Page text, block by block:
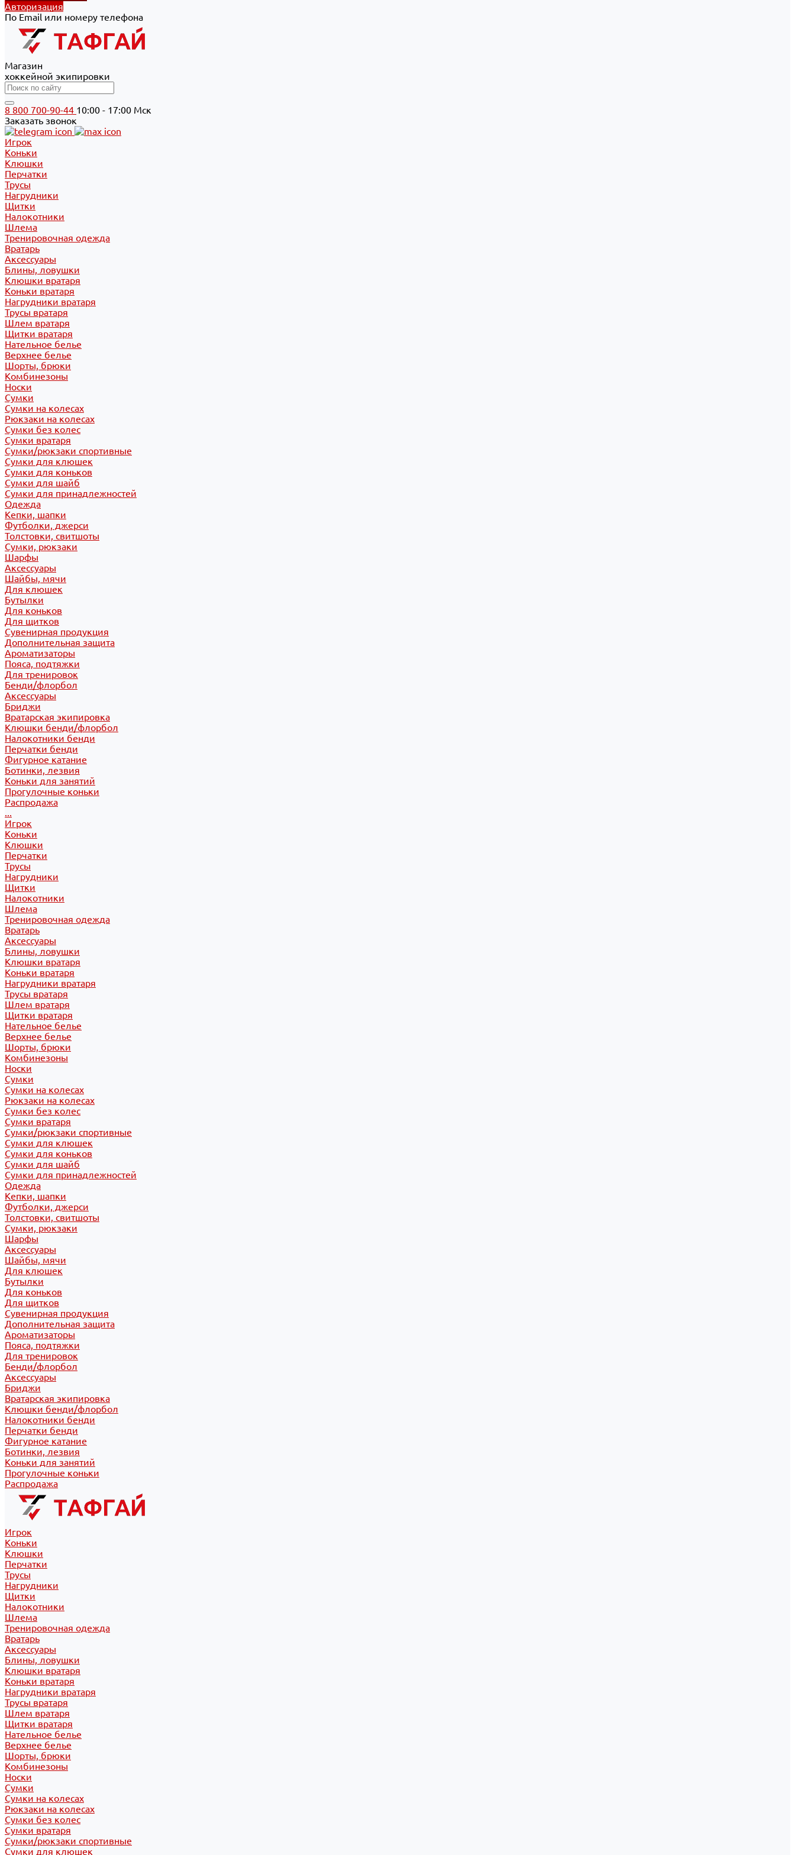
Авторизация
По Email или номеру телефона
Магазин
хоккейной экипировки
8 800 700-90-44 10:00 - 17:00 Мск
Заказать звонок
Игрок
Коньки
Клюшки
Перчатки
Трусы
Нагрудники
Щитки
Налокотники
Шлема
Тренировочная одежда
Вратарь
Аксессуары
Блины, ловушки
Клюшки вратаря
Коньки вратаря
Нагрудники вратаря
Трусы вратаря
Шлем вратаря
Щитки вратаря
Нательное белье
Верхнее белье
Шорты, брюки
Комбинезоны
Носки
Сумки
Сумки на колесах
Рюкзаки на колесах
Сумки без колес
Сумки вратаря
Сумки/рюкзаки спортивные
Сумки для клюшек
Сумки для коньков
Сумки для шайб
Сумки для принадлежностей
Одежда
Кепки, шапки
Футболки, джерси
Толстовки, свитшоты
Сумки, рюкзаки
Шарфы
Аксессуары
Шайбы, мячи
Для клюшек
Бутылки
Для коньков
Для щитков
Сувенирная продукция
Дополнительная защита
Ароматизаторы
Пояса, подтяжки
Для тренировок
Бенди/флорбол
Аксессуары
Бриджи
Вратарская экипировка
Клюшки бенди/флорбол
Налокотники бенди
Перчатки бенди
Фигурное катание
Ботинки, лезвия
Коньки для занятий
Прогулочные коньки
Распродажа
...
Игрок
Коньки
Клюшки
Перчатки
Трусы
Нагрудники
Щитки
Налокотники
Шлема
Тренировочная одежда
Вратарь
Аксессуары
Блины, ловушки
Клюшки вратаря
Коньки вратаря
Нагрудники вратаря
Трусы вратаря
Шлем вратаря
Щитки вратаря
Нательное белье
Верхнее белье
Шорты, брюки
Комбинезоны
Носки
Сумки
Сумки на колесах
Рюкзаки на колесах
Сумки без колес
Сумки вратаря
Сумки/рюкзаки спортивные
Сумки для клюшек
Сумки для коньков
Сумки для шайб
Сумки для принадлежностей
Одежда
Кепки, шапки
Футболки, джерси
Толстовки, свитшоты
Сумки, рюкзаки
Шарфы
Аксессуары
Шайбы, мячи
Для клюшек
Бутылки
Для коньков
Для щитков
Сувенирная продукция
Дополнительная защита
Ароматизаторы
Пояса, подтяжки
Для тренировок
Бенди/флорбол
Аксессуары
Бриджи
Вратарская экипировка
Клюшки бенди/флорбол
Налокотники бенди
Перчатки бенди
Фигурное катание
Ботинки, лезвия
Коньки для занятий
Прогулочные коньки
Распродажа
Игрок
Коньки
Клюшки
Перчатки
Трусы
Нагрудники
Щитки
Налокотники
Шлема
Тренировочная одежда
Вратарь
Аксессуары
Блины, ловушки
Клюшки вратаря
Коньки вратаря
Нагрудники вратаря
Трусы вратаря
Шлем вратаря
Щитки вратаря
Нательное белье
Верхнее белье
Шорты, брюки
Комбинезоны
Носки
Сумки
Сумки на колесах
Рюкзаки на колесах
Сумки без колес
Сумки вратаря
Сумки/рюкзаки спортивные
Сумки для клюшек